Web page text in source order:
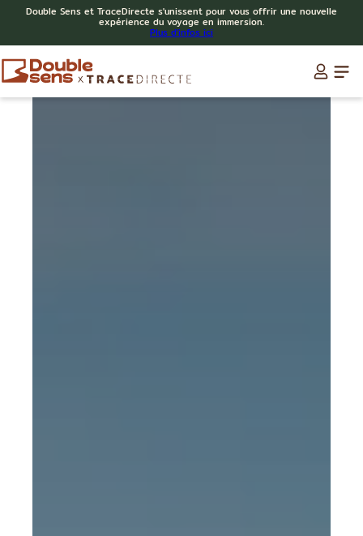
Double Sens et TraceDirecte s'unissent pour vous offrir une nouvelle
expérience du voyage en immersion.
Plus d'infos ici